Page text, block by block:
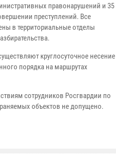
правонарушений и 35
преступлений. Все
в территориальные отделы
круглосуточное несение
порядка на маршрутах
сотрудников Росгвардии по
объектов не допущено.